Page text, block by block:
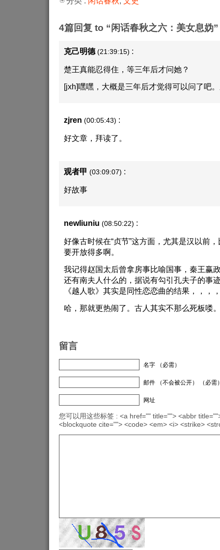
4篇回复 to “闲话春秋之六：美女息妫”
克己明德 (21:39:15) :
楚王真能忍得住，等三年后才问她？
[jxh]嘿嘿，大概是三年后才觉得可以问了吧
zjren (00:05:43) :
好文章，拜读了。
观者甲 (03:09:07) :
好故事
newliuniu (08:50:22) :
好像古时候在“贞节”这方面，尤其是汉以前
要开放得多啊。
我记得赵国太后曾拿房事比喻国事，秦王赢
还有南夫人什么的，据说有勾引孔夫子的事
《越人歌》其实是同性恋恋曲的结果，，，
哈，那就更热闹了。古人其实不那么死板喽
留言
名字 （必需）
邮件 （不会被公开） （必需
网址
您可以用这些标签 : <a href="" title=""> <abbr
<blockquote cite=""> <code> <em> <i> <strike>